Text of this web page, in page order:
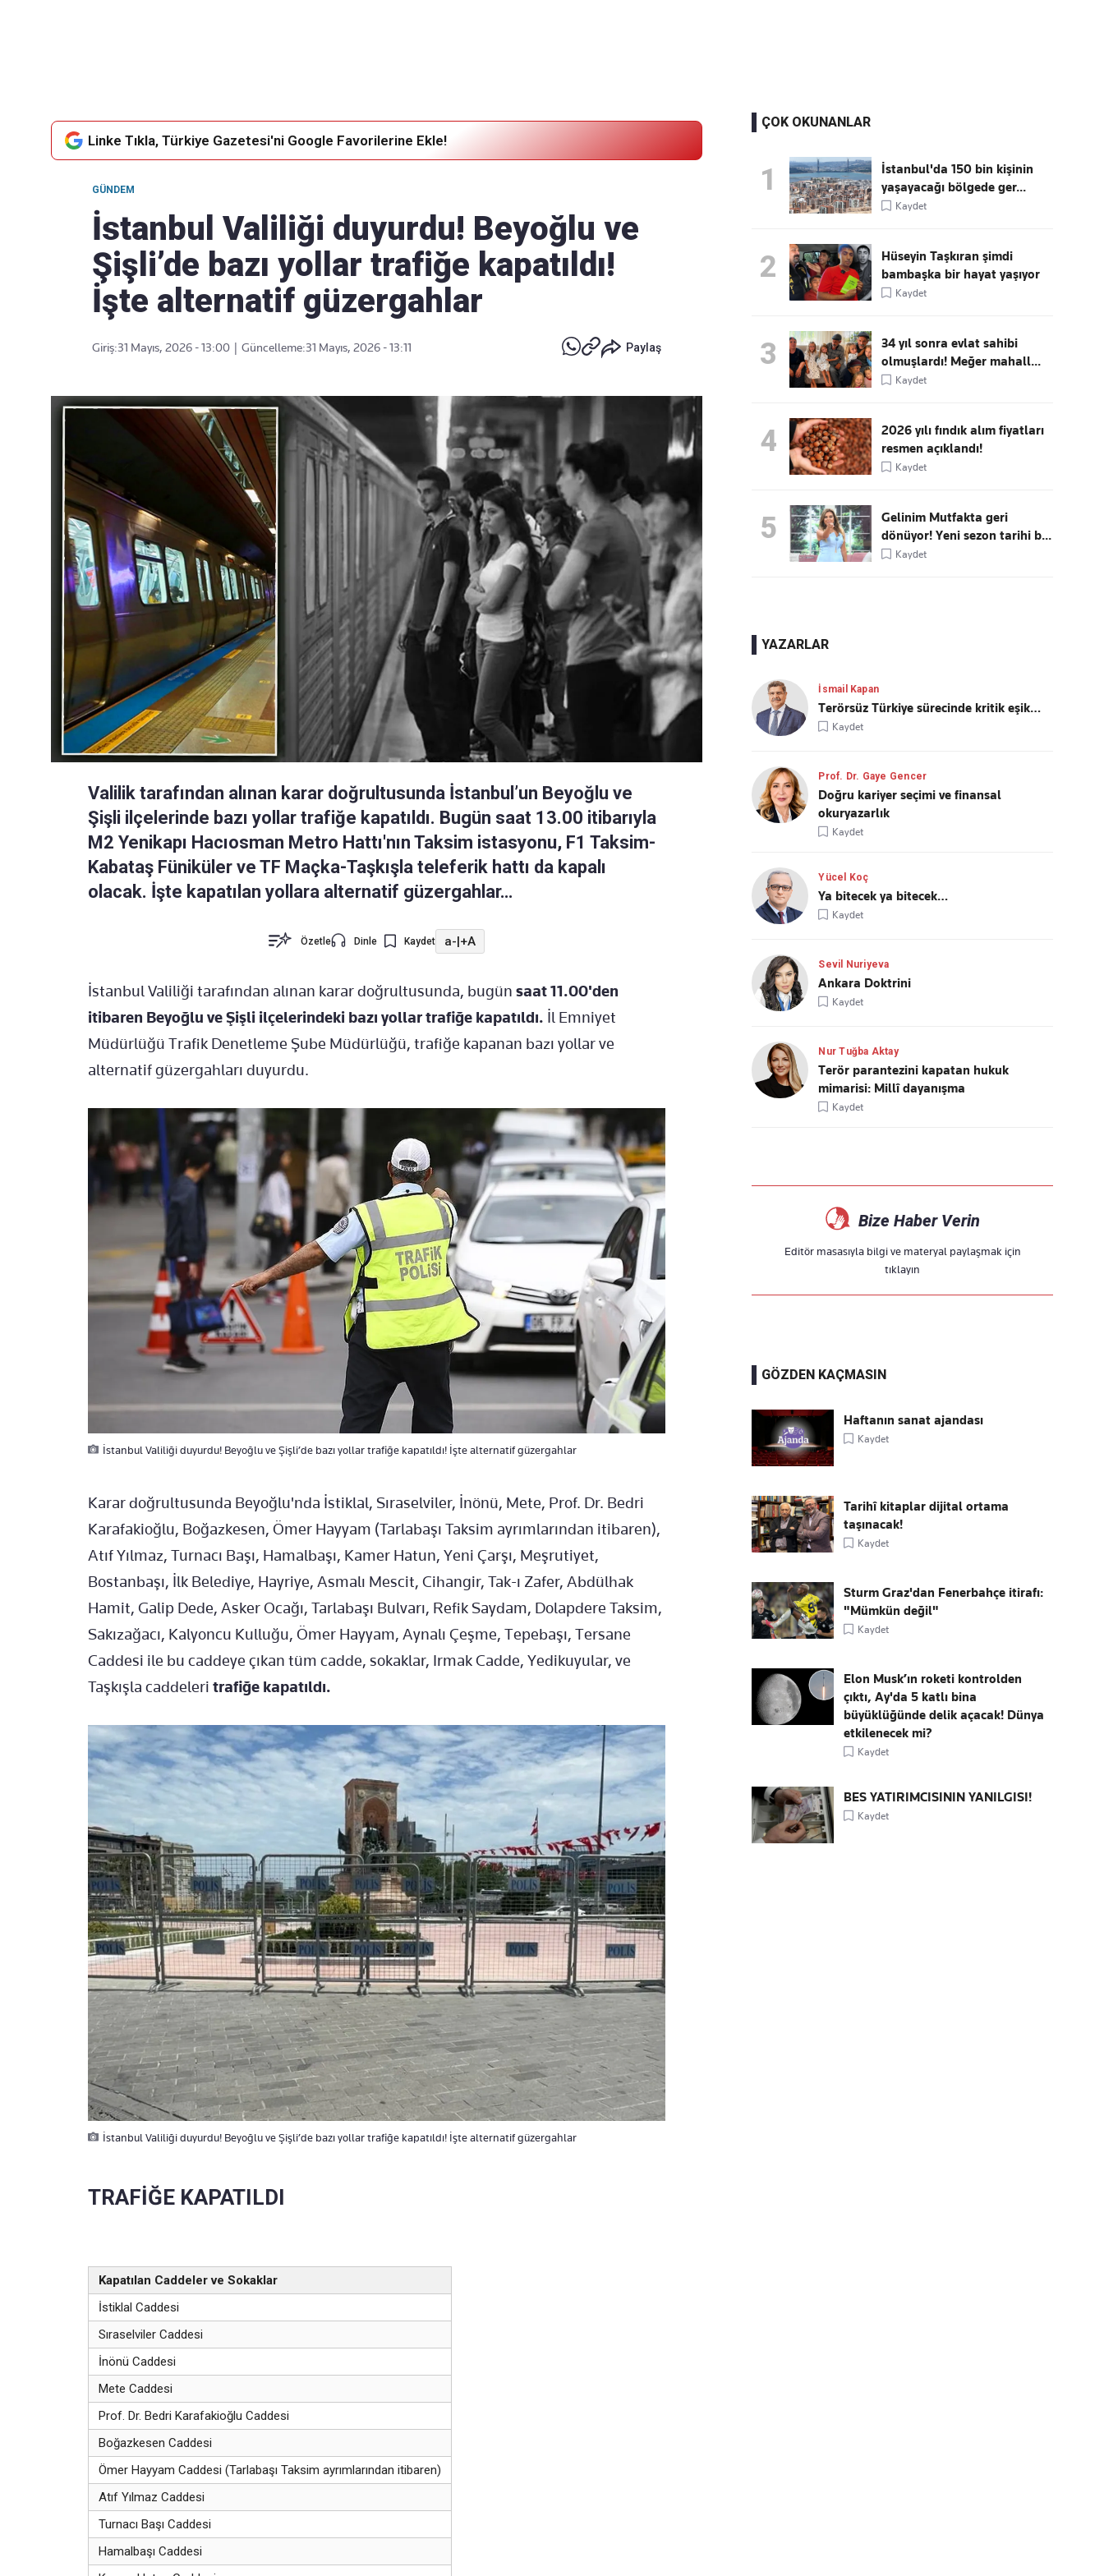
Linke Tıkla, Türkiye Gazetesi'ni Google Favorilerine Ekle!
GÜNDEM
İstanbul Valiliği duyurdu! Beyoğlu ve
Şişli’de bazı yollar trafiğe kapatıldı!
İşte alternatif güzergahlar
Giriş:31 Mayıs, 2026 - 13:00 Güncelleme:31 Mayıs, 2026 - 13:11 Paylaş
Valilik tarafından alınan karar doğrultusunda İstanbul’un Beyoğlu ve
Şişli ilçelerinde bazı yollar trafiğe kapatıldı. Bugün saat 13.00 itibarıyla
M2 Yenikapı Hacıosman Metro Hattı'nın Taksim istasyonu, F1 Taksim-
Kabataş Füniküler ve TF Maçka-Taşkışla teleferik hattı da kapalı
olacak. İşte kapatılan yollara alternatif güzergahlar…
Özetle Dinle Kaydet a-|+A
İstanbul Valiliği tarafından alınan karar doğrultusunda, bugün saat 11.00'den
itibaren Beyoğlu ve Şişli ilçelerindeki bazı yollar trafiğe kapatıldı. İl Emniyet
Müdürlüğü Trafik Denetleme Şube Müdürlüğü, trafiğe kapanan bazı yollar ve
alternatif güzergahları duyurdu.
İstanbul Valiliği duyurdu! Beyoğlu ve Şişli’de bazı yollar trafiğe kapatıldı! İşte alternatif güzergahlar
Karar doğrultusunda Beyoğlu'nda İstiklal, Sıraselviler, İnönü, Mete, Prof. Dr. Bedri
Karafakioğlu, Boğazkesen, Ömer Hayyam (Tarlabaşı Taksim ayrımlarından itibaren),
Atıf Yılmaz, Turnacı Başı, Hamalbaşı, Kamer Hatun, Yeni Çarşı, Meşrutiyet,
Bostanbaşı, İlk Belediye, Hayriye, Asmalı Mescit, Cihangir, Tak-ı Zafer, Abdülhak
Hamit, Galip Dede, Asker Ocağı, Tarlabaşı Bulvarı, Refik Saydam, Dolapdere Taksim,
Sakızağacı, Kalyoncu Kulluğu, Ömer Hayyam, Aynalı Çeşme, Tepebaşı, Tersane
Caddesi ile bu caddeye çıkan tüm cadde, sokaklar, Irmak Cadde, Yedikuyular, ve
Taşkışla caddeleri trafiğe kapatıldı.
İstanbul Valiliği duyurdu! Beyoğlu ve Şişli’de bazı yollar trafiğe kapatıldı! İşte alternatif güzergahlar
TRAFİĞE KAPATILDI
Kapatılan Caddeler ve Sokaklar
İstiklal Caddesi
Sıraselviler Caddesi
İnönü Caddesi
Mete Caddesi
Prof. Dr. Bedri Karafakioğlu Caddesi
Boğazkesen Caddesi
Ömer Hayyam Caddesi (Tarlabaşı Taksim ayrımlarından itibaren)
Atıf Yılmaz Caddesi
Turnacı Başı Caddesi
Hamalbaşı Caddesi
ÇOK OKUNANLAR
1
İstanbul'da 150 bin kişinin
yaşayacağı bölgede ger...
Kaydet
2
Hüseyin Taşkıran şimdi
bambaşka bir hayat yaşıyor
Kaydet
3
34 yıl sonra evlat sahibi
olmuşlardı! Meğer mahall...
Kaydet
4
2026 yılı fındık alım fiyatları
resmen açıklandı!
Kaydet
5
Gelinim Mutfakta geri
dönüyor! Yeni sezon tarihi b...
Kaydet
YAZARLAR
İsmail Kapan
Terörsüz Türkiye sürecinde kritik eşik…
Kaydet
Prof. Dr. Gaye Gencer
Doğru kariyer seçimi ve finansal
okuryazarlık
Kaydet
Yücel Koç
Ya bitecek ya bitecek…
Kaydet
Sevil Nuriyeva
Ankara Doktrini
Kaydet
Nur Tuğba Aktay
Terör parantezini kapatan hukuk
mimarisi: Millî dayanışma
Kaydet
Bize Haber Verin
Editör masasıyla bilgi ve materyal paylaşmak için
tıklayın
GÖZDEN KAÇMASIN
Haftanın sanat ajandası
Kaydet
Tarihî kitaplar dijital ortama
taşınacak!
Kaydet
Sturm Graz'dan Fenerbahçe itirafı:
"Mümkün değil"
Kaydet
Elon Musk’ın roketi kontrolden
çıktı, Ay'da 5 katlı bina
büyüklüğünde delik açacak! Dünya
etkilenecek mi?
Kaydet
BES YATIRIMCISININ YANILGISI!
Kaydet